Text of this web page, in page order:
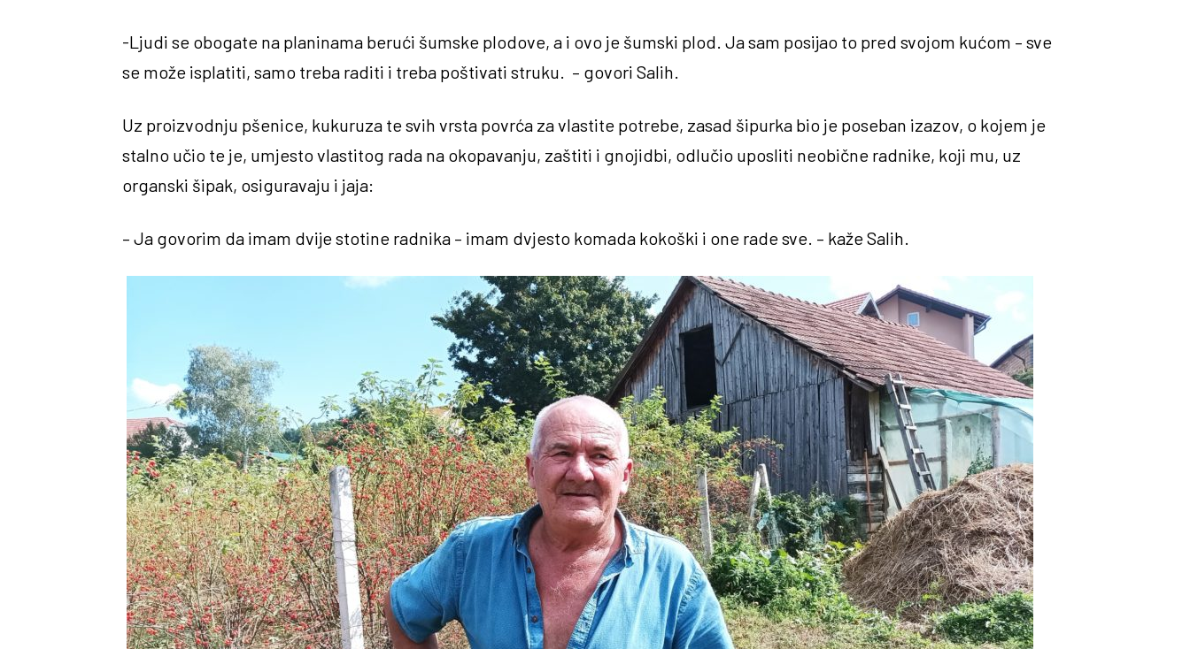
-Ljudi se obogate na planinama berući šumske plodove, a i ovo je šumski plod. Ja sam posijao to pred svojom kućom – sve
se može isplatiti, samo treba raditi i treba poštivati struku. – govori Salih.
Uz proizvodnju pšenice, kukuruza te svih vrsta povrća za vlastite potrebe, zasad šipurka bio je poseban izazov, o kojem je
stalno učio te je, umjesto vlastitog rada na okopavanju, zaštiti i gnojidbi, odlučio uposliti neobične radnike, koji mu, uz
organski šipak, osiguravaju i jaja:
– Ja govorim da imam dvije stotine radnika – imam dvjesto komada kokoški i one rade sve. – kaže Salih.